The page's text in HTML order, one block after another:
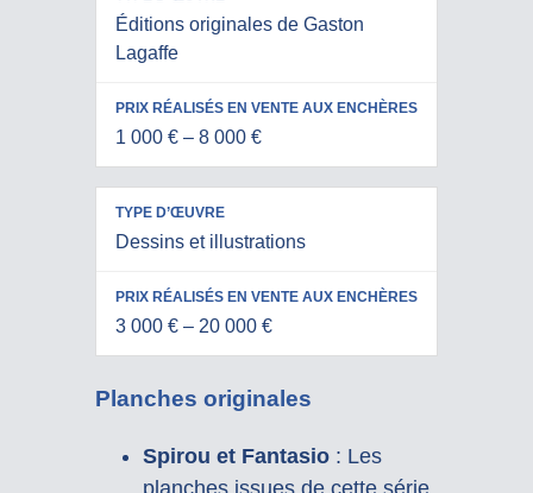
Éditions originales de Gaston
Lagaffe
1 000 € – 8 000 €
Dessins et illustrations
3 000 € – 20 000 €
Planches originales
Spirou et Fantasio: Les